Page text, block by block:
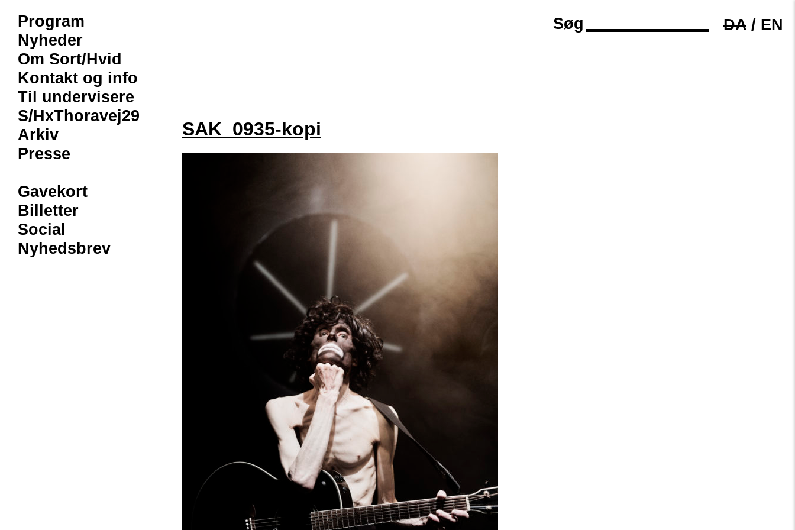
Program
Nyheder
Om Sort/Hvid
Kontakt og info
Til undervisere
S/HxThoravej29
Arkiv
Presse
Gavekort
Billetter
Social
Nyhedsbrev
Søg DA / EN
SAK_0935-kopi